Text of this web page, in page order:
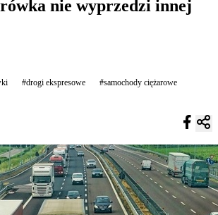
nie wyprzedzi innej
#drogi ekspresowe
#samochody ciężarowe